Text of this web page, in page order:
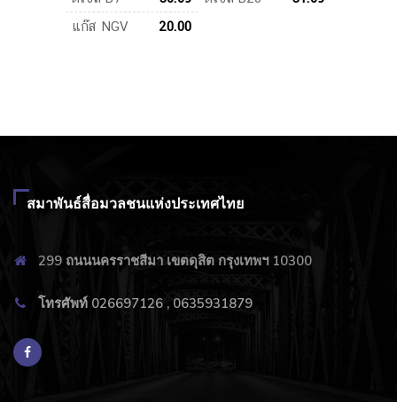
สมาพันธ์สื่อมวลชนแห่งประเทศไทย
299 ถนนนครราชสีมา เขตดุสิต กรุงเทพฯ 10300
โทรศัพท์ 026697126 , 0635931879